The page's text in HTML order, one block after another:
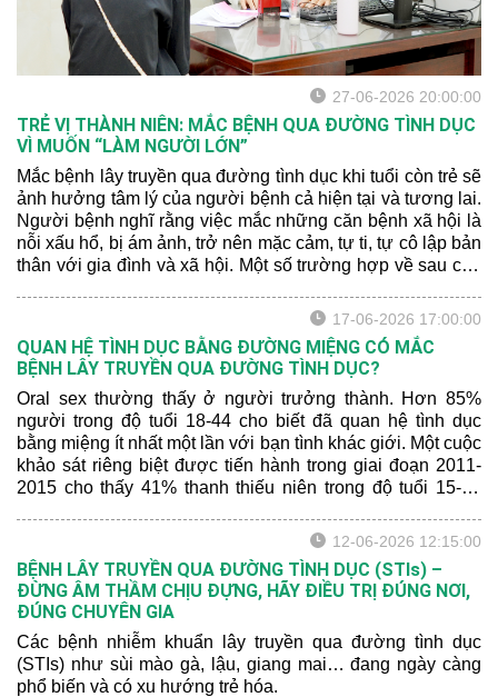
27-06-2026 20:00:00
TRẺ VỊ THÀNH NIÊN: MẮC BỆNH QUA ĐƯỜNG TÌNH DỤC
VÌ MUỐN “LÀM NGƯỜI LỚN”
Mắc bệnh lây truyền qua đường tình dục khi tuổi còn trẻ sẽ
ảnh hưởng tâm lý của người bệnh cả hiện tại và tương lai.
Người bệnh nghĩ rằng việc mắc những căn bệnh xã hội là
nỗi xấu hổ, bị ám ảnh, trở nên mặc cảm, tự ti, tự cô lập bản
thân với gia đình và xã hội. Một số trường hợp về sau còn
hoặc sợ lây lan cho bạn tình, lo lắng bạn tình phát hiện
mình đã từng bị nhiễm bệnh.
17-06-2026 17:00:00
QUAN HỆ TÌNH DỤC BẰNG ĐƯỜNG MIỆNG CÓ MẮC
BỆNH LÂY TRUYỀN QUA ĐƯỜNG TÌNH DỤC?
Oral sex thường thấy ở người trưởng thành. Hơn 85%
người trong độ tuổi 18-44 cho biết đã quan hệ tình dục
bằng miệng ít nhất một lần với bạn tình khác giới. Một cuộc
khảo sát riêng biệt được tiến hành trong giai đoạn 2011-
2015 cho thấy 41% thanh thiếu niên trong độ tuổi 15-19
12-06-2026 12:15:00
BỆNH LÂY TRUYỀN QUA ĐƯỜNG TÌNH DỤC (STIs) –
ĐỪNG ÂM THẦM CHỊU ĐỰNG, HÃY ĐIỀU TRỊ ĐÚNG NƠI,
ĐÚNG CHUYÊN GIA
Các bệnh nhiễm khuẩn lây truyền qua đường tình dục
(STIs) như sùi mào gà, lậu, giang mai… đang ngày càng
phổ biến và có xu hướng trẻ hóa.